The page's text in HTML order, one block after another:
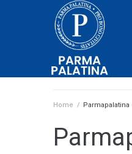
Home /